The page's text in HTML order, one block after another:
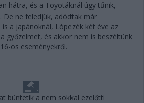
hátra, és a Toyotáknál úgy tűnik,
De ne feledjük, adódtak már
a japánoknál, Lópezék két éve az
győzelmet, és akkor nem is beszéltünk
os eseményekről.
büntetik a nem sokkal ezelőtti